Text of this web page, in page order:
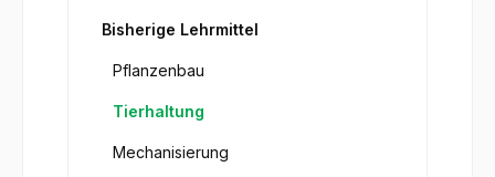
Bisherige Lehrmittel
Pflanzenbau
Tierhaltung
Mechanisierung